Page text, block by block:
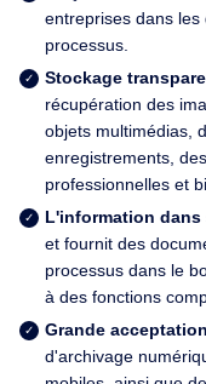
entreprises dans
processus.
Stockage
récupération des
objets multimédias,
enregistrements,
professionnelles et
L'information
et fournit des
processus dans le
à des fonctions
Grande
d'archivage